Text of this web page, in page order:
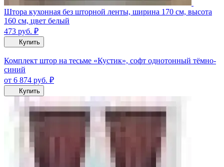
Штора кухонная без шторной ленты, ширина 170 см, высота
160 см, цвет белый
473 руб. ₽
Купить
Комплект штор на тесьме «Кустик», софт однотонный тёмно-
синий
от 6 874 руб. ₽
Купить